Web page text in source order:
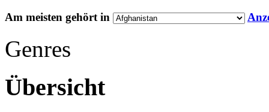
Am meisten gehört in
Genres
Übersicht